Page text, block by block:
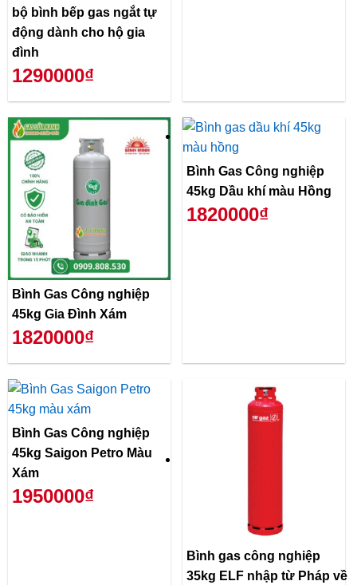
bộ bình bếp gas ngắt tự
động dành cho hộ gia
đình
1290000₫
Bình Gas Công nghiệp
45kg Gia Đình Xám
1820000₫
Bình Gas Công nghiệp
45kg Dầu khí màu Hồng
1820000₫
Bình Gas Công nghiệp
45kg Saigon Petro Màu
Xám
1950000₫
Bình gas công nghiệp
35kg ELF nhập từ Pháp về